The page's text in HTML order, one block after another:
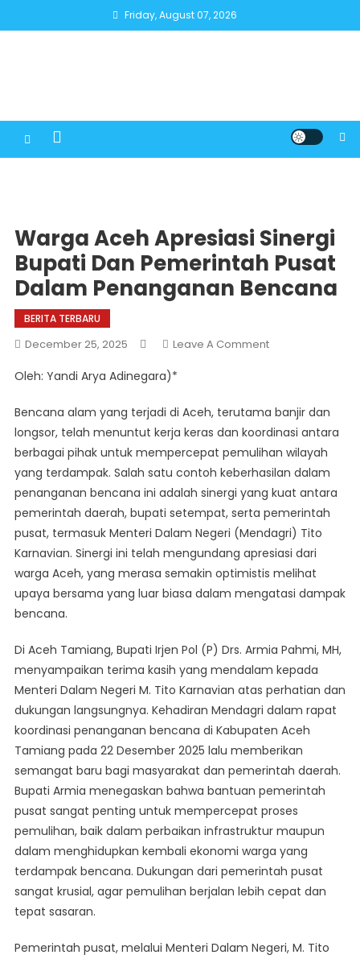
to
Friday, August 07, 2026
Warga Aceh Apresiasi Sinergi
Bupati Dan Pemerintah Pusat
Dalam Penanganan Bencana
BERITA TERBARU
December 25, 2025 Leave A CommentOn
Sinergi
Bupati
Dan
Pemerintah
Pusat
Dalam
Penanganan
Bencana
Oleh: Yandi Arya Adinegara)*
Bencana alam yang terjadi di Aceh, terutama banjir dan
longsor, telah menuntut kerja keras dan koordinasi antara
berbagai pihak untuk mempercepat pemulihan wilayah
yang terdampak. Salah satu contoh keberhasilan dalam
penanganan bencana ini adalah sinergi yang kuat antara
pemerintah daerah, bupati setempat, serta pemerintah
pusat, termasuk Menteri Dalam Negeri (Mendagri) Tito
Karnavian. Sinergi ini telah mengundang apresiasi dari
warga Aceh, yang merasa semakin optimistis melihat
upaya bersama yang luar biasa dalam mengatasi dampak
bencana.
Di Aceh Tamiang, Bupati Irjen Pol (P) Drs. Armia Pahmi, MH,
menyampaikan terima kasih yang mendalam kepada
Menteri Dalam Negeri M. Tito Karnavian atas perhatian dan
dukungan langsungnya. Kehadiran Mendagri dalam rapat
koordinasi penanganan bencana di Kabupaten Aceh
Tamiang pada 22 Desember 2025 lalu memberikan
semangat baru bagi masyarakat dan pemerintah daerah.
Bupati Armia menegaskan bahwa bantuan pemerintah
pusat sangat penting untuk mempercepat proses
pemulihan, baik dalam perbaikan infrastruktur maupun
dalam menghidupkan kembali ekonomi warga yang
terdampak bencana. Dukungan dari pemerintah pusat
sangat krusial, agar pemulihan berjalan lebih cepat dan
tepat sasaran.
Pemerintah pusat, melalui Menteri Dalam Negeri, M. Tito